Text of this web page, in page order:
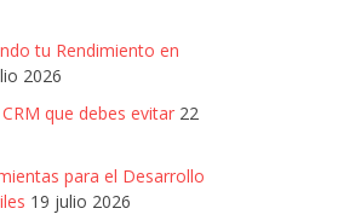
tu Rendimiento en
2026
que debes evitar 22
para el Desarrollo
19 julio 2026